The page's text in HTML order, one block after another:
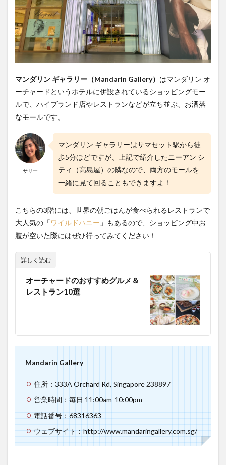
マンダリン ギャラリー（Mandarin Gallery） はマンダリン オ
ーチャードというホテルに併設されているショッピングモー
ルで、ハイブランド店やレストランなどが立ち並ぶ、お洒落
なモールです。
サリー
マンダリン ギャラリーはサマセット駅から徒
歩5分ほどですが、上記で紹介したニーアン シ
ティ（高島屋）の隣なので、両方のモールを
一緒に見て回ることもできますよ！
こちらの3階には、世界の朝ごはんが食べられるレストランで
大人気の「ワイルドハニー 」もあるので、ショッピング中お
腹が空いた際にはぜひ行ってみてください！
詳しく読む
オーチャードのおすすめグルメ＆
レストラン10選
Mandarin Gallery
住所：333A Orchard Rd, Singapore 238897
営業時間：毎日 11:00am-10:00pm
電話番号：68316363
ウェブサイト：http://www.mandaringallery.com.sg/